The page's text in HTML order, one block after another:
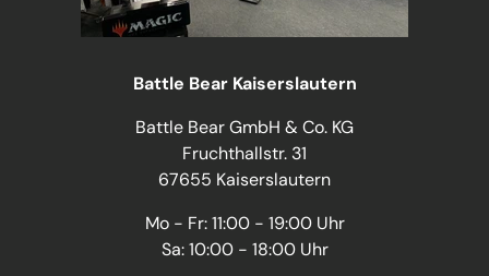
Battle Bear Kaiserslautern
Battle Bear GmbH & Co. KG
Fruchthallstr. 31
67655 Kaiserslautern
Mo - Fr: 11:00 - 19:00 Uhr
Sa: 10:00 - 18:00 Uhr